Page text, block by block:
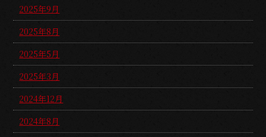
2025年9月
2025年8月
2025年5月
2025年3月
2024年12月
2024年8月